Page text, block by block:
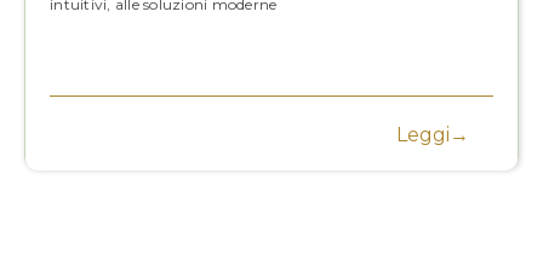
intuitivi, alle soluzioni moderne
Leggi→